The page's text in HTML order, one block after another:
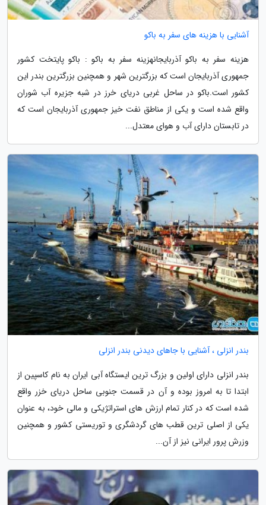
آشنایی با هزینه های سفر به باکو
هزینه سفر به باکو آذربایجانهزینه سفر به باکو : باکو پایتخت کشور
جمهوری آذربایجان است که بزرگترین شهر و همچنین بزرگترین بندر این
کشور است.باکو در ساحل غربی دریای خرز در شبه جزیره آب شوران
واقع شده است و یکی از مناطق نفت خیز جمهوری آذربایجان است که
در تابستان دارای آب و هوای معتدل...
بندر انزلی ، آشنایی با جاهای دیدنی بندر انزلی
بندر انزلی دارای اولین و بزرگ ترین ایستگاه آبی ایران به نام کاسپین از
ابتدا تا به امروز بوده و آن در قسمت جنوبی ساحل دریای خزر واقع
شده است که در کنار تمام ارزش های استراتژیکی و مالی خود، به عنوان
یکی از اصلی ترین قطب های گردشگری و توریستی کشور و همچنین
وزرش پرور ایرانی نیز از آن...